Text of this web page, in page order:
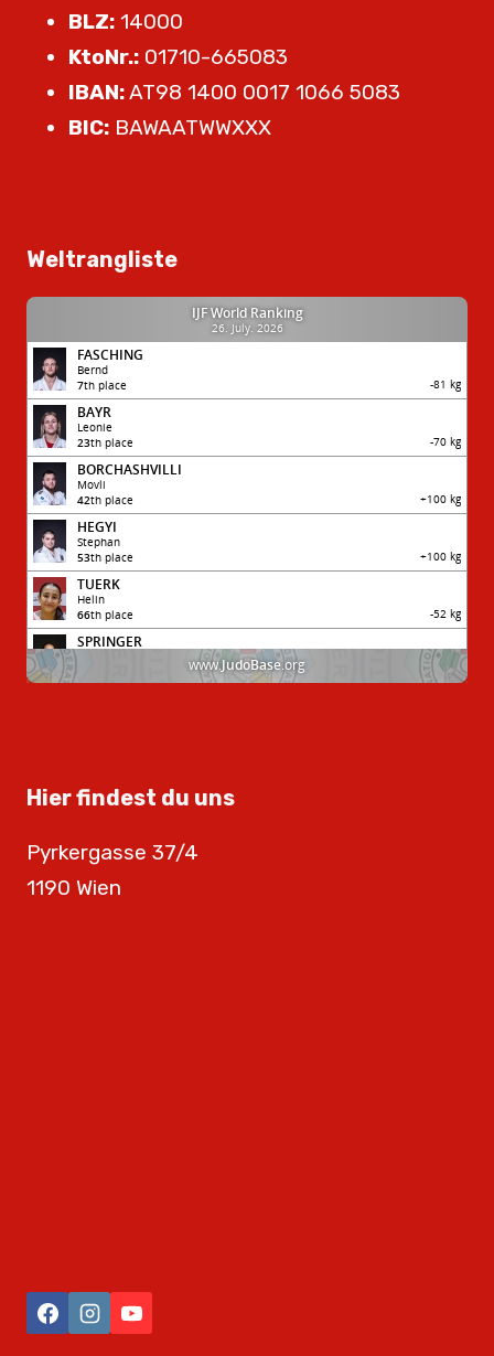
BLZ: 14000
KtoNr.: 01710-665083
IBAN:AT98 1400 0017 1066 5083
BIC: BAWAATWWXXX
Weltrangliste
Hier findest du uns
Pyrkergasse 37/4
1190 Wien